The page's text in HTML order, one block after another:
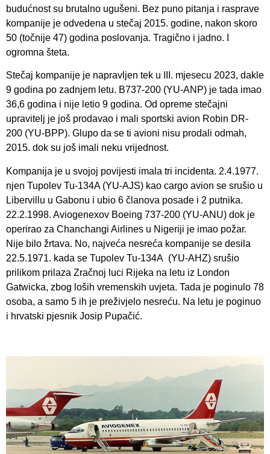
budućnost su brutalno ugušeni. Bez puno pitanja i rasprave
kompanije je odvedena u stečaj 2015. godine, nakon skoro
50 (točnije 47) godina poslovanja. Tragično i jadno. I
ogromna šteta.
Stečaj kompanije je napravljen tek u III. mjesecu 2023, dakle
9 godina po zadnjem letu. B737-200 (YU-ANP) je tada imao
36,6 godina i nije letio 9 godina. Od opreme stečajni
upravitelj je još prodavao i mali sportski avion Robin DR-
200 (YU-BPP). Glupo da se ti avioni nisu prodali odmah,
2015. dok su još imali neku vrijednost.
Kompanija je u svojoj povijesti imala tri incidenta. 2.4.1977.
njen Tupolev Tu-134A (YU-AJS) kao cargo avion se srušio u
Libervillu u Gabonu i ubio 6 članova posade i 2 putnika.
22.2.1998. Aviogenexov Boeing 737-200 (YU-ANU) dok je
operirao za Chanchangi Airlines u Nigeriji je imao požar.
Nije bilo žrtava. No, najveća nesreća kompanije se desila
22.5.1971. kada se Tupolev Tu-134A (YU-AHZ) srušio
prilikom prilaza Zračnoj luci Rijeka na letu iz London
Gatwicka, zbog loših vremenskih uvjeta. Tada je poginulo 78
osoba, a samo 5 ih je preživjelo nesreću. Na letu je poginuo
i hrvatski pjesnik Josip Pupačić.